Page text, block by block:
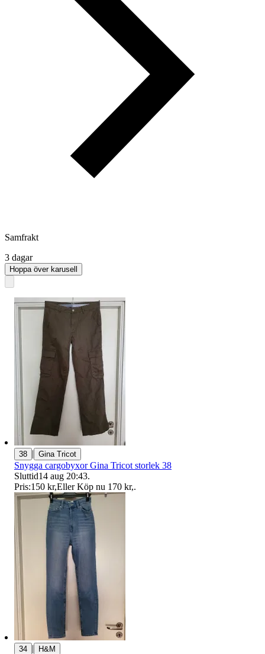
Samfrakt
3 dagar
Hoppa över karusell
38 | Gina Tricot
Snygga cargobyxor Gina Tricot storlek 38
Sluttid14 aug 20:43.
Pris:150 kr,Eller Köp nu 170 kr,.
34 | H&M